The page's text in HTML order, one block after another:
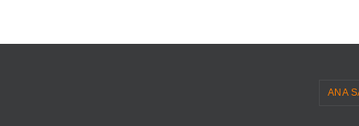
ANA